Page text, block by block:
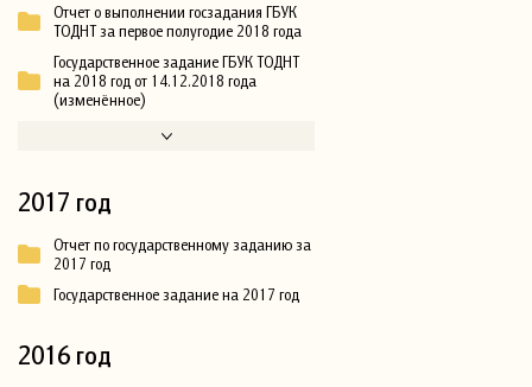
Отчет о выполнении госзадания ГБУК
ТОДНТ за первое полугодие 2018 года
Государственное задание ГБУК ТОДНТ
на 2018 год от 14.12.2018 года
(изменённое)
2017 год
Отчет по государственному заданию за
2017 год
Государственное задание на 2017 год
2016 год